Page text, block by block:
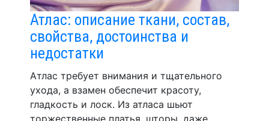
Атлас: описание ткани, состав,
свойства, достоинства и
недостатки
Атлас требует внимания и тщательного
ухода, а взамен обеспечит красоту,
гладкость и лоск. Из атласа шьют